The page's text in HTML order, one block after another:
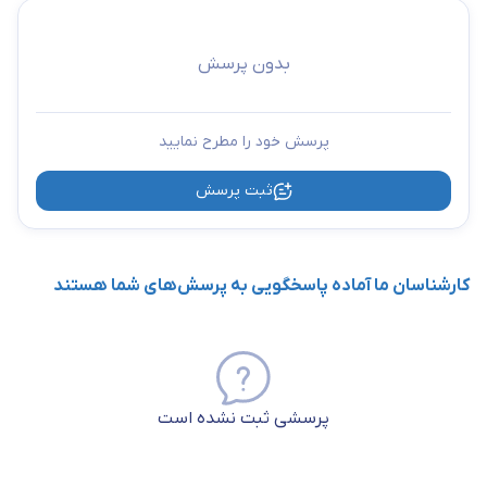
کلید و پریزمعمولی نیازی به دانش تخصصی
به‌وضوح نشان می‌دهد.
بدون پرسش
پرسش خود را مطرح نمایید
ثبت پرسش
کارشناسان ما آماده پاسخگویی به پرسش‌های شما هستند
پرسشی ثبت نشده است